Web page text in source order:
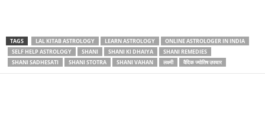
TAGS LAL KITAB ASTROLOGY LEARN ASTROLOGY
ONLINE ASTROLOGER IN INDIA
SELF HELP ASTROLOGY
SHANI SHANI KI DHAIYA
SHANI REMEDIES
SHANI SADHESATI
SHANI STOTRA SHANI VAHAN लक्ष्‍मी वैदिक ज्‍योतिष उपचार